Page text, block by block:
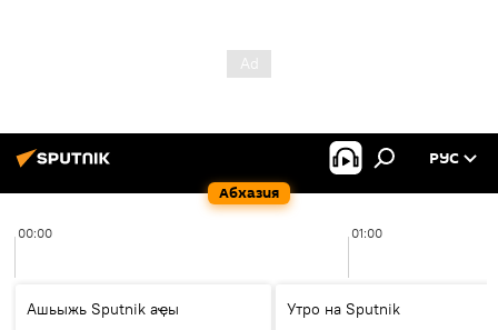
Абхазия
РУС
00:00 01:00
Ашьыжь Sputnik аҿы Утро на Sputnik